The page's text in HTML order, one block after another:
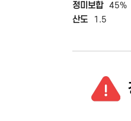
정미보합 45%
산도
1.5